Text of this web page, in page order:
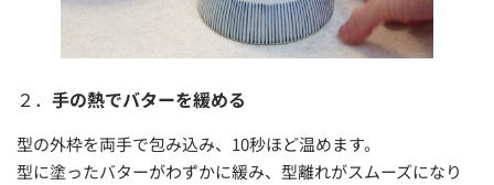
２． 手の熱でバターを緩める
型の外枠を両手で包み込み、10秒ほど温めます。
型に塗ったバターがわずかに緩み、型離れがスムーズになり